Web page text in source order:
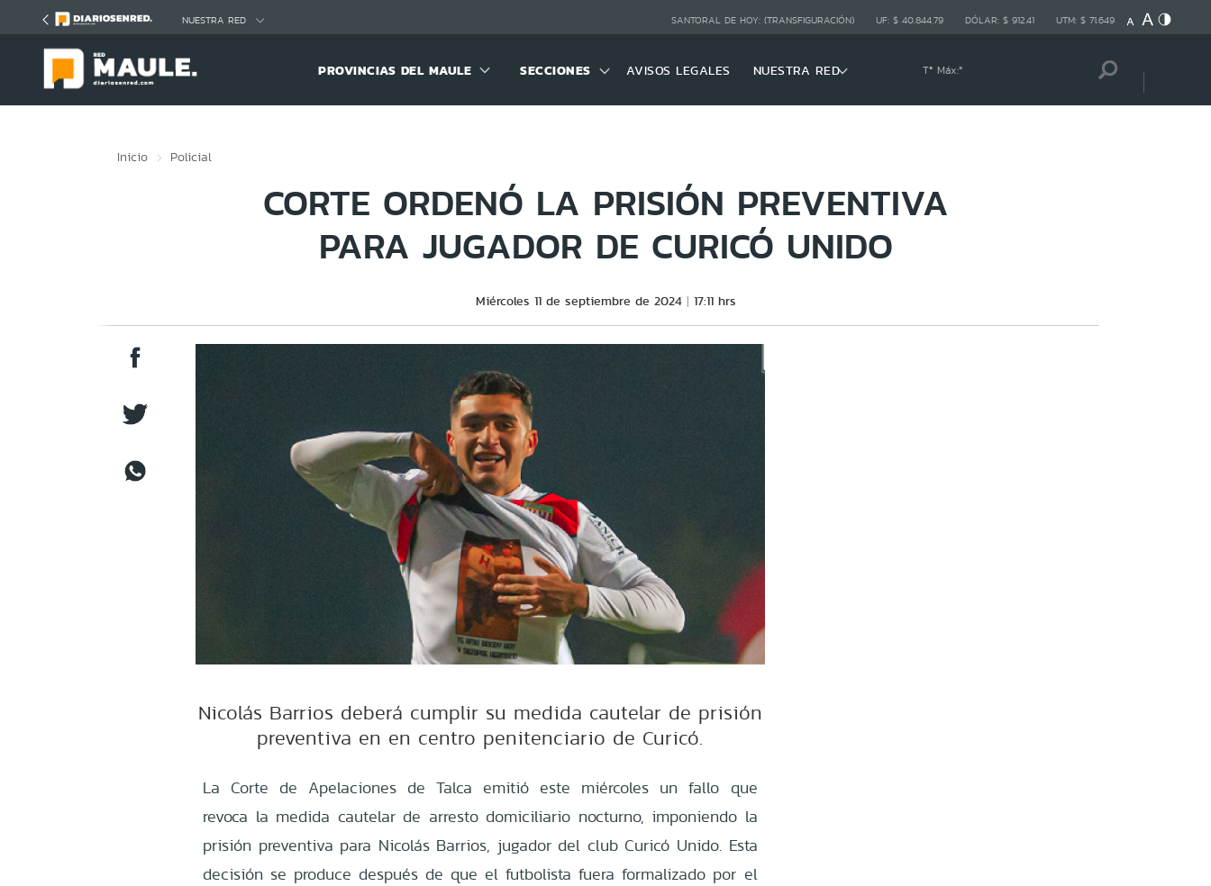
NUESTRA RED SANTORAL DE HOY: (TRANSFIGURACIÓN) UF: $ 40.844,79 DÓLAR: $ 912,41 UTM: $ 71.649
PROVINCIAS DEL MAULE SECCIONES AVISOS LEGALES NUESTRA RED Tª Máx:º
Inicio Policial
CORTE ORDENÓ LA PRISIÓN PREVENTIVA
PARA JUGADOR DE CURICÓ UNIDO
Miércoles 11 de septiembre de 2024 17:11 hrs
Nicolás Barrios deberá cumplir su medida cautelar de prisión
preventiva en en centro penitenciario de Curicó.
La Corte de Apelaciones de Talca emitió este miércoles un fallo que
revoca la medida cautelar de arresto domiciliario nocturno, imponiendo la
prisión preventiva para Nicolás Barrios, jugador del club Curicó Unido. Esta
decisión se produce después de que el futbolista fuera formalizado por el